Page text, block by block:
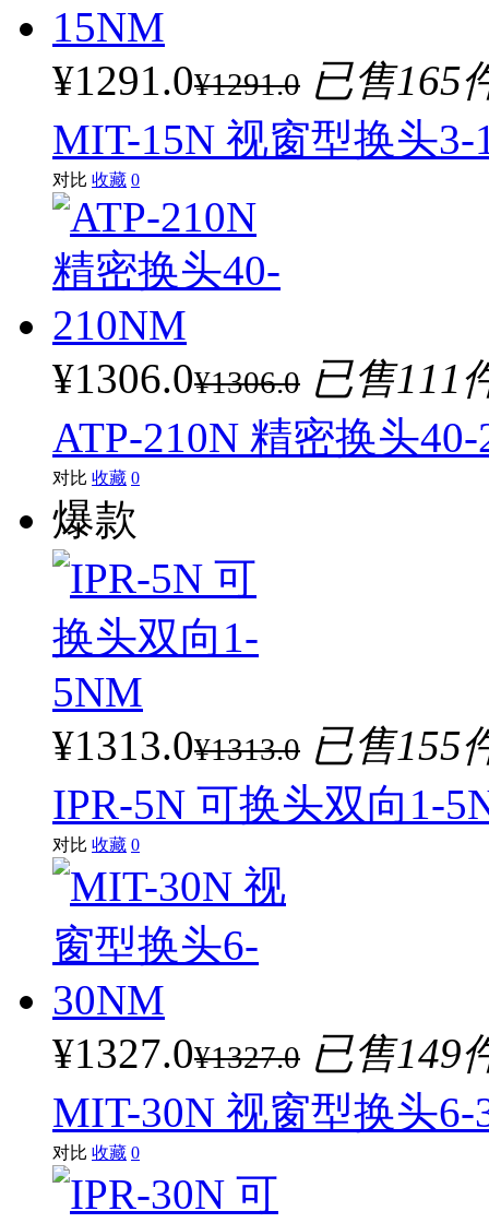
¥1291.0¥1291.0 已售165
MIT-15N 视窗型换头3-
对比 收藏 0
¥1306.0¥1306.0 已售111
ATP-210N 精密换头
对比 收藏 0
爆款
¥1313.0¥1313.0 已售155
IPR-5N 可换头双向1-
对比 收藏 0
¥1327.0¥1327.0 已售149
MIT-30N 视窗型换头6-
对比 收藏 0